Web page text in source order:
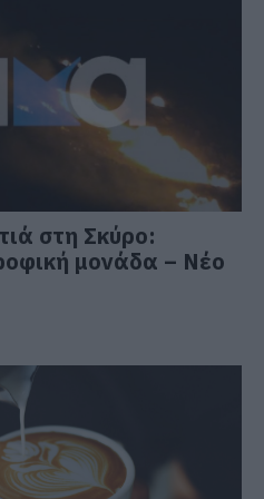
στη Σκύρο:
μονάδα – Νέο